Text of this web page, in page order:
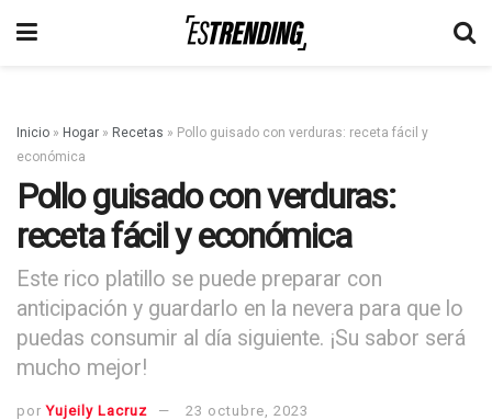
Inicio » Hogar » Recetas » Pollo guisado con verduras: receta fácil y
económica
Pollo guisado con verduras:
receta fácil y económica
Este rico platillo se puede preparar con
anticipación y guardarlo en la nevera para que lo
puedas consumir al día siguiente. ¡Su sabor será
mucho mejor!
por Yujeily Lacruz 23 octubre, 2023